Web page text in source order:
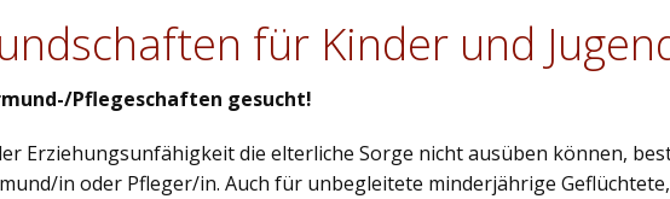
für Kinder und
Pflegeschaften gesucht!
Erziehungsunfähigkeit die elterliche Sorge nicht ausüben können,
in oder Pfleger/in. Auch für unbegleitete minderjährige